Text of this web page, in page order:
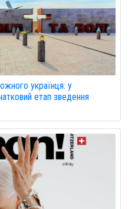
українця: у
етап зведення